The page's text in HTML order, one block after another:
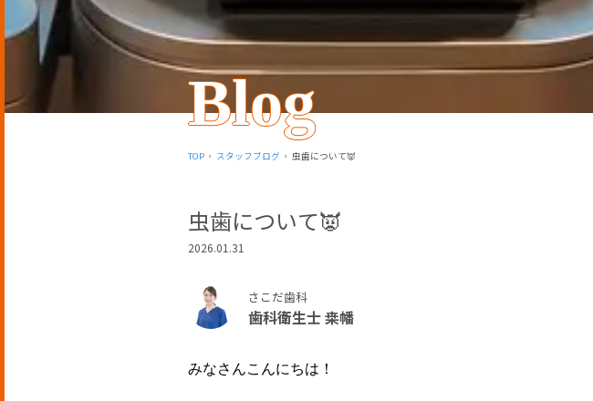
Blog
TOP スタッフブログ 虫歯について👿
虫歯について👿
2026.01.31
さこだ歯科
歯科衛生士 桒幡
みなさんこんにちは！